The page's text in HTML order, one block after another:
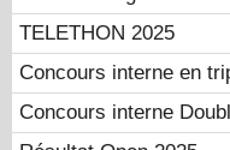
TELETHON 2025
Concours interne en
Concours interne